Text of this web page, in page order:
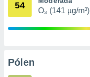
54
O₃ (141 µg/m³)
Pólen